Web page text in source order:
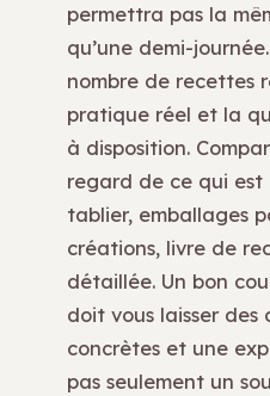
permettra pas la
qu’une demi-
nombre de recettes
pratique réel et la
à disposition.
regard de ce qui est
tablier, emballages
créations, livre de
détaillée. Un bon
doit vous laisser des
concrètes et une
pas seulement un